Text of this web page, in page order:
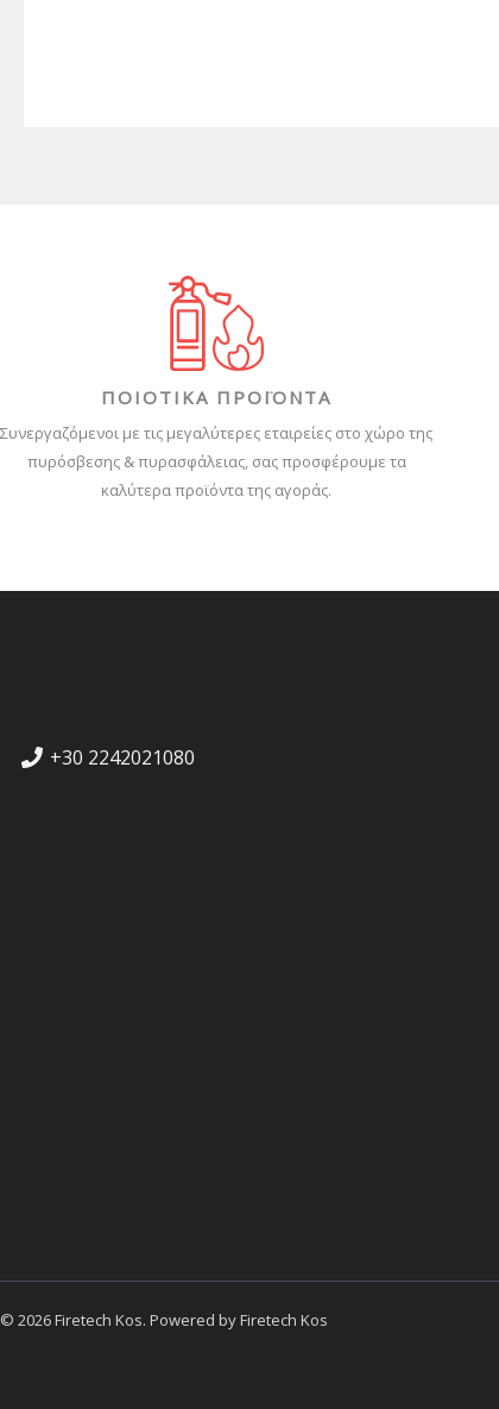
ΠΟΙΟΤΙΚΑ ΠΡΟΪΟΝΤΑ
Συνεργαζόμενοι με τις μεγαλύτερες εταιρείες στο χώρο της
πυρόσβεσης & πυρασφάλειας, σας προσφέρουμε τα
καλύτερα προϊόντα της αγοράς.
+30 2242021080
© 2026 Firetech Kos. Powered by Firetech Kos